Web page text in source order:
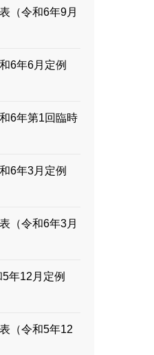
（令和6年9月
6年6月定例
6年第1回臨時
6年3月定例
（令和6年3月
年12月定例
（令和5年12